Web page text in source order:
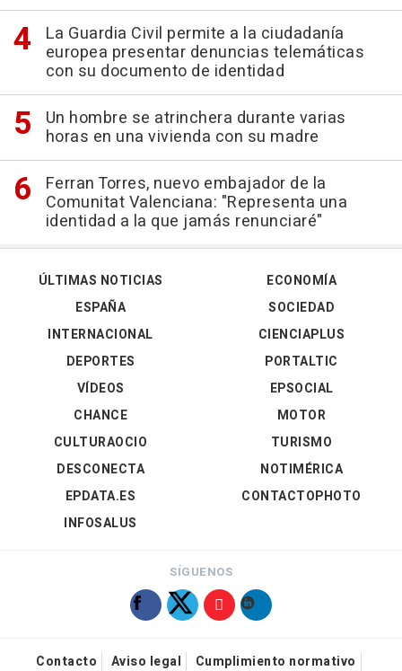
La Guardia Civil permite a la ciudadanía
europea presentar denuncias telemáticas
con su documento de identidad
Un hombre se atrinchera durante varias
horas en una vivienda con su madre
Ferran Torres, nuevo embajador de la
Comunitat Valenciana: "Representa una
identidad a la que jamás renunciaré"
ÚLTIMAS NOTICIAS
ESPAÑA
INTERNACIONAL
DEPORTES
VÍDEOS
ECONOMÍA
SOCIEDAD
CIENCIAPLUS
PORTALTIC
EPSOCIAL
CHANCE
CULTURAOCIO
DESCONECTA
EPDATA.ES
INFOSALUS
MOTOR
TURISMO
NOTIMÉRICA
CONTACTOPHOTO
SÍGUENOS
Contacto Aviso legal Cumplimiento normativo